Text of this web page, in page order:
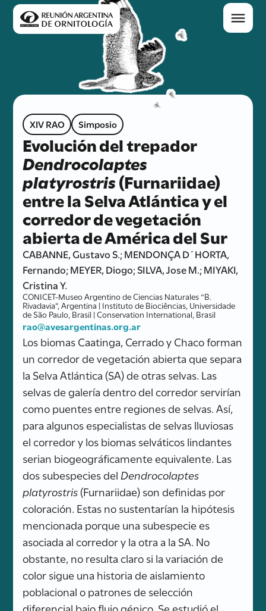
XIV RAO Simposio
Evolución del trepador
Dendrocolaptes
platyrostris(Furnariidae)
entre la Selva Atlántica y el
corredor de vegetación
abierta de América del Sur
CABANNE, Gustavo S.; MENDONÇA D´HORTA,
Fernando; MEYER, Diogo; SILVA, Jose M.; MIYAKI,
Cristina Y.
CONICET-Museo Argentino de Ciencias Naturales “B.
Rivadavia”, Argentina | Instituto de Biociências, Universidade
de São Paulo, Brasil | Conservation International, Brasil
rao@avesargentinas.org.ar
Los biomas Caatinga, Cerrado y Chaco forman
un corredor de vegetación abierta que separa
la Selva Atlántica (SA) de otras selvas. Las
selvas de galería dentro del corredor servirían
como puentes entre regiones de selvas. Así,
para algunos especialistas de selvas lluviosas
el corredor y los biomas selváticos lindantes
serian biogeográficamente equivalente. Las
dos subespecies del Dendrocolaptes
platyrostris(Furnariidae) son definidas por
coloración. Estas no sustentarían la hipótesis
mencionada porque una subespecie es
asociada al corredor y la otra a la SA. No
obstante, no resulta claro si la variación de
color sigue una historia de aislamiento
poblacional o patrones de selección
diferencial bajo flujo génico. Se estudió el